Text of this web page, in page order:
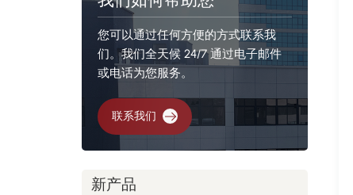
您可以通过任何方便的方式联系我
们。我们全天候 24/7 通过电子邮件
或电话为您服务。
联系我们
新产品